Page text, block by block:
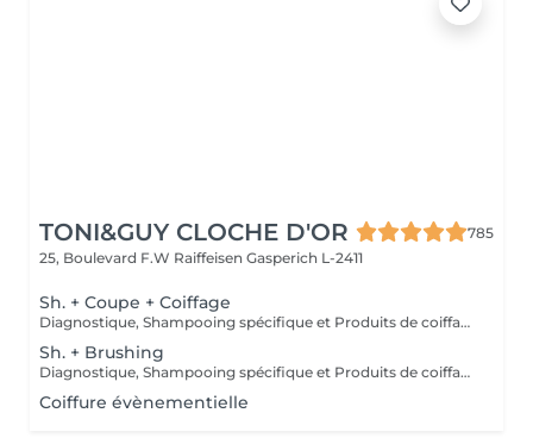
TONI&GUY CLOCHE D'OR
785
25, Boulevard F.W Raiffeisen Gasperich L-2411
Sh. + Coupe + Coiffage
Diagnostique, Shampooing spécifique et Produits de coiffage inclus.
Sh. + Brushing
Diagnostique, Shampooing spécifique et Produits de coiffage inclus.
Coiffure évènementielle